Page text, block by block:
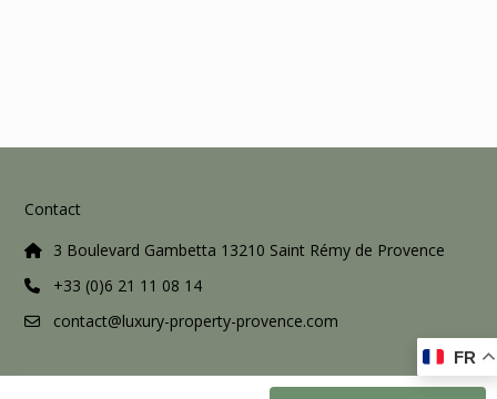
Contact
3 Boulevard Gambetta 13210 Saint Rémy de Provence
+33 (0)6 21 11 08 14
contact@luxury-property-provence.com
Tous droits réservés Luxury Property Provence
FR